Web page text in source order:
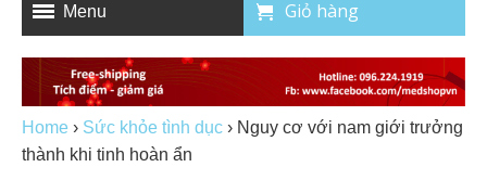
Menu Giỏ hàng
Home › Sức khỏe tình dục › Nguy cơ với nam giới trưởng
thành khi tinh hoàn ẩn